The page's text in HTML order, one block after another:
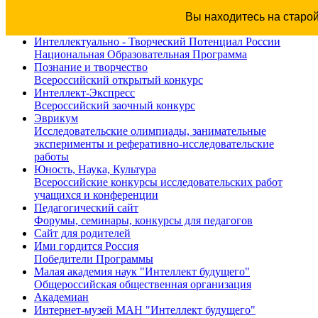
Вы находитесь на
Интеллектуально - Творческий Потенциал России
Национальная Образовательная Программа
Познание и творчество
Всероссийский открытый конкурс
Интеллект-Экспресс
Всероссийский заочный конкурс
Эврикум
Исследовательские олимпиады, занимательные
эксперименты и реферативно-исследовательские
работы
Юность, Наука, Культура
Всероссийские конкурсы исследовательских работ
учащихся и конференции
Педагогический сайт
Форумы, семинары, конкурсы для педагогов
Сайт для родителей
Ими гордится Россия
Победители Программы
Малая академия наук "Интеллект будущего"
Общероссийская общественная организация
Академиан
Интернет-музей МАН "Интеллект будущего"